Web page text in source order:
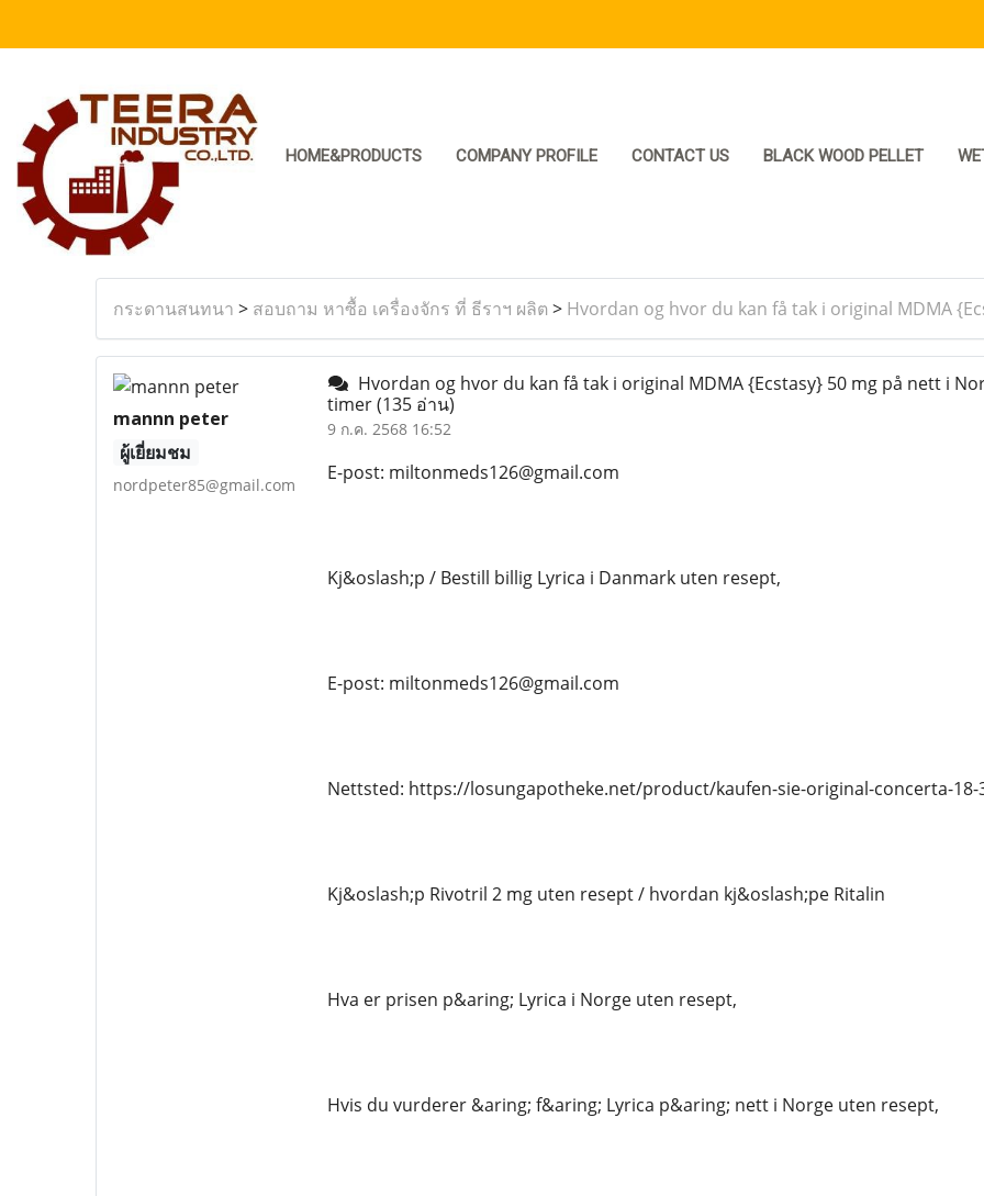
HOME&PRODUCTS COMPANY PROFILE CONTACT US BLACK WOOD PELLET
กระดานสนทนา > สอบถาม หาซื้อ เครื่องจักร ที่ ธีราฯ ผลิต > Hvordan og hvor du kan få tak i original MDMA
mannn peter
ผู้เยี่ยมชม
nordpeter85@gmail.com
Hvordan og hvor du kan få tak i original MDMA {Ecstasy} 50 mg på nett i
timer(135 อ่าน)
9 ก.ค. 2568 16:52
E-post: miltonmeds126@gmail.com
Kj&oslash;p / Bestill billig Lyrica i Danmark uten resept,
E-post: miltonmeds126@gmail.com
Nettsted: https://losungapotheke.net/product/kaufen-sie-original-concerta-18-
Kj&oslash;p Rivotril 2 mg uten resept / hvordan kj&oslash;pe Ritalin
Hva er prisen p&aring; Lyrica i Norge uten resept,
Hvis du vurderer &aring; f&aring; Lyrica p&aring; nett i Norge uten resept,